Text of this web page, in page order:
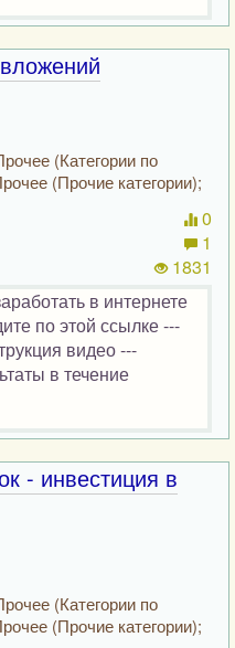
(Категории по
(Прочие категории);
0
1
1831
в интернете
по этой ссылке ---
видео ---
в течение
- инвестиция в
(Категории по
(Прочие категории);